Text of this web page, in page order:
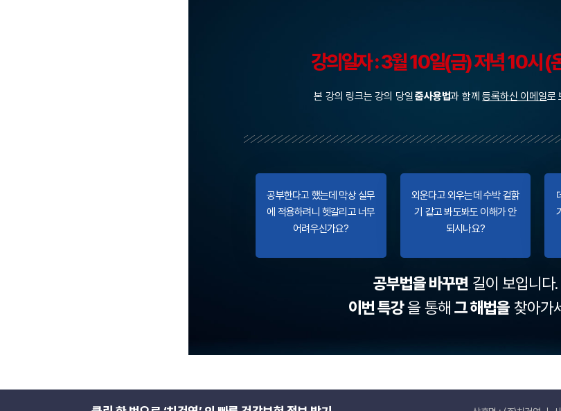
강의일자 : 3월 10일(금) 저녁 10시 (
본 강의 링크는 강의 당일줌사용법과 함께등록하신 이메일로
공부한다고 했는데 막상 실무
에 적용하려니 헷갈리고 너무
어려우신가요?
외운다고 외우는데 수박 겉핡
기 같고 봐도봐도 이해가 안
되시나요?
공부법을 바꾸면 길이 보입니다.
이번 특강을 통해 그 해법을 찾아가